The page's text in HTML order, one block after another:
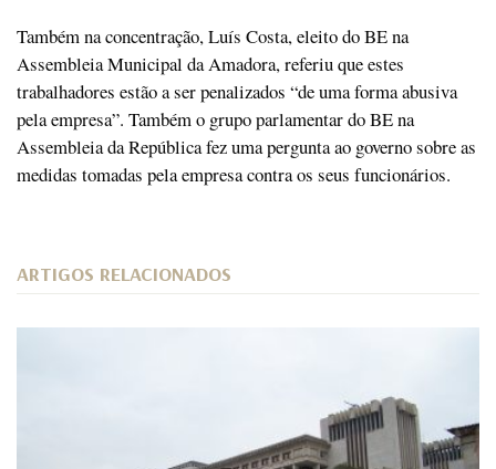
Também na concentração, Luís Costa, eleito do BE na
Assembleia Municipal da Amadora, referiu que estes
trabalhadores estão a ser penalizados “de uma forma abusiva
pela empresa”. Também o grupo parlamentar do BE na
Assembleia da República fez uma pergunta ao governo sobre as
medidas tomadas pela empresa contra os seus funcionários.
ARTIGOS RELACIONADOS